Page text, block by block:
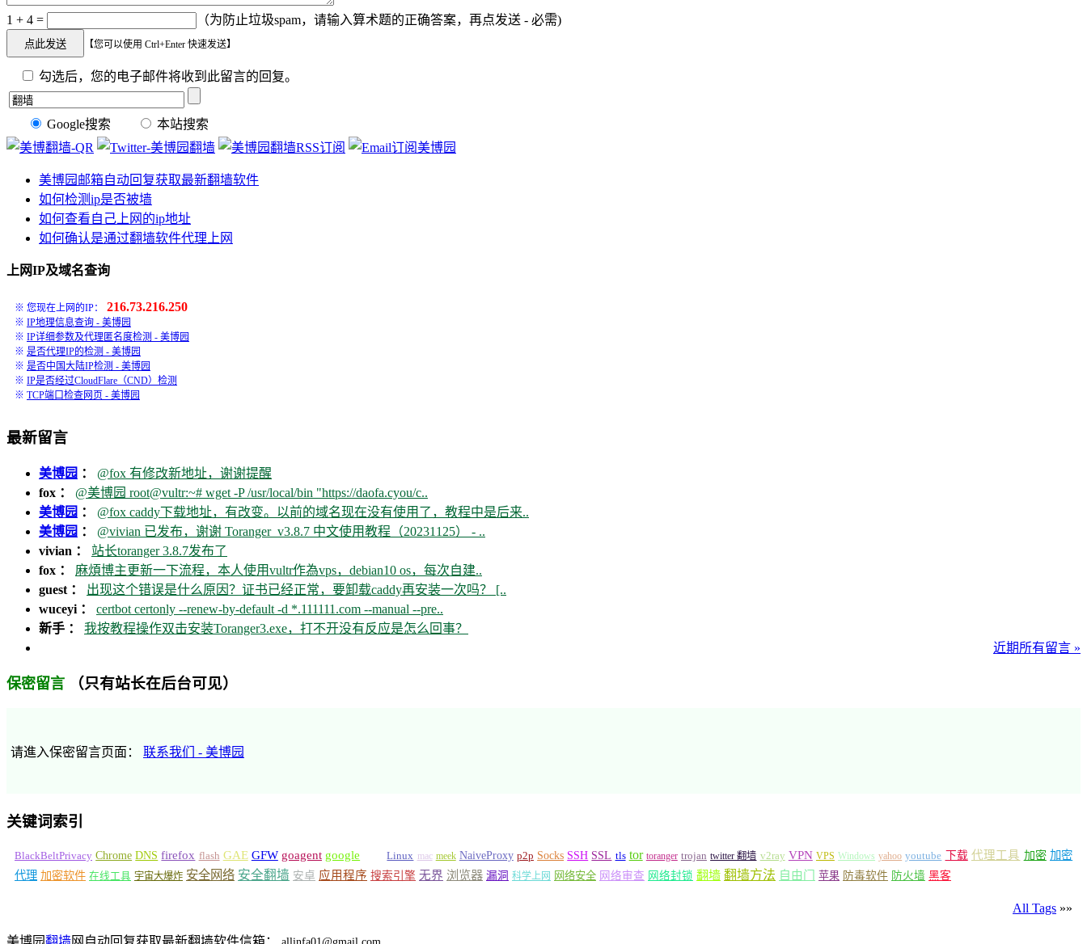
1 + 4 = （为防止垃圾spam，请输入算术题的正确答案，再点发送 - 必需)
【您可以使用 Ctrl+Enter 快速发送】
勾选后，您的电子邮件将收到此留言的回复。
Google搜索 本站搜索
美博园邮箱自动回复获取最新翻墙软件
如何检测ip是否被墙
如何查看自己上网的ip地址
如何确认是通过翻墙软件代理上网
上网IP及域名查询
※ 您现在上网的IP： 216.73.216.250
※ IP地理信息查询 - 美博园
※ IP详细参数及代理匿名度检测 - 美博园
※ 是否代理IP的检测 - 美博园
※ 是否中国大陆IP检测 - 美博园
※ IP是否经过CloudFlare（CND）检测
※ TCP端口检查网页 - 美博园
最新留言
美博园 ： @fox 有修改新地址，谢谢提醒
fox ： @美博园 root@vultr:~# wget -P /usr/local/bin "https://daofa.cyou/c..
美博园 ： @fox caddy下载地址，有改变。以前的域名现在没有使用了，教程中是后来..
美博园 ： @vivian 已发布，谢谢 Toranger_v3.8.7 中文使用教程（20231125） - ..
vivian ： 站长toranger 3.8.7发布了
fox ： 麻煩博主更新一下流程，本人使用vultr作為vps，debian10 os，每次自建..
guest ： 出现这个错误是什么原因？证书已经正常，要卸载caddy再安装一次吗？ [..
wuceyi ： certbot certonly --renew-by-default -d *.111111.com --manual --pre..
新手 ： 我按教程操作双击安装Toranger3.exe，打不开没有反应是怎么回事？
近期所有留言 »
保密留言 （只有站长在后台可见）
请進入保密留言页面： 联系我们 - 美博园
关键词索引
BlackBeltPrivacy Chrome DNS firefox flash GAE GFW goagent google Linux mac meek NaiveProxy p2p Socks SSH SSL tls tor toranger trojan twitter 翻墙 v2ray VPN VPS Windows yahoo youtube 下载 代理工具 加密 加密
代理 加密软件 在线工具 宇宙大爆炸 安全网络 安全翻墙 安卓 应用程序 搜索引擎 无界 浏览器 漏洞 科学上网 网络安全 网络审查 网络封锁 翻墙 翻墙方法 自由门 苹果 防毒软件 防火墙 黑客
All Tags »»